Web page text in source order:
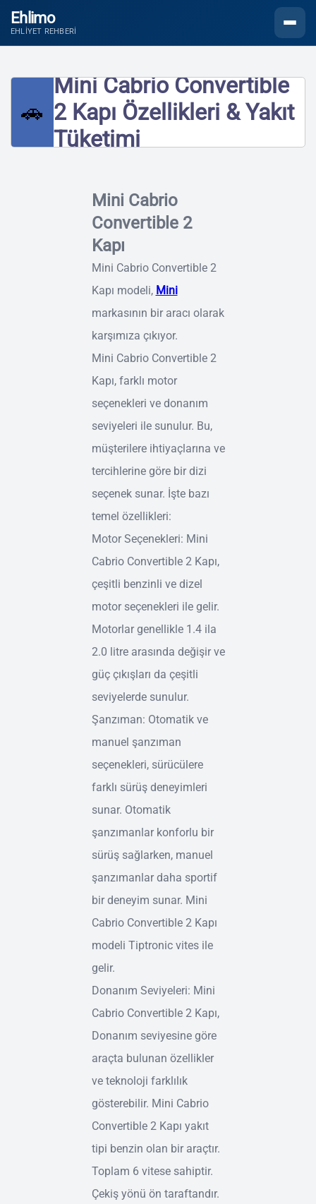
Ehlimo
EHLIYET REHBERI
🚗
Mini Cabrio Convertible
2 Kapı Özellikleri & Yakıt
Tüketimi
Mini Cabrio
Convertible 2
Kapı
Mini Cabrio Convertible 2
Kapı modeli, Mini
markasının bir aracı olarak
karşımıza çıkıyor.
Mini Cabrio Convertible 2
Kapı, farklı motor
seçenekleri ve donanım
seviyeleri ile sunulur. Bu,
müşterilere ihtiyaçlarına ve
tercihlerine göre bir dizi
seçenek sunar. İşte bazı
temel özellikleri:
Motor Seçenekleri: Mini
Cabrio Convertible 2 Kapı,
çeşitli benzinli ve dizel
motor seçenekleri ile gelir.
Motorlar genellikle 1.4 ila
2.0 litre arasında değişir ve
güç çıkışları da çeşitli
seviyelerde sunulur.
Şanzıman: Otomatik ve
manuel şanzıman
seçenekleri, sürücülere
farklı sürüş deneyimleri
sunar. Otomatik
şanzımanlar konforlu bir
sürüş sağlarken, manuel
şanzımanlar daha sportif
bir deneyim sunar. Mini
Cabrio Convertible 2 Kapı
modeli Tiptronic vites ile
gelir.
Donanım Seviyeleri: Mini
Cabrio Convertible 2 Kapı,
Donanım seviyesine göre
araçta bulunan özellikler
ve teknoloji farklılık
gösterebilir. Mini Cabrio
Convertible 2 Kapı yakıt
tipi benzin olan bir araçtır.
Toplam 6 vitese sahiptir.
Çekiş yönü ön taraftandır.